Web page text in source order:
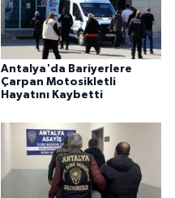
Antalya'da Bariyerlere
Çarpan Motosikletli
Hayatını Kaybetti